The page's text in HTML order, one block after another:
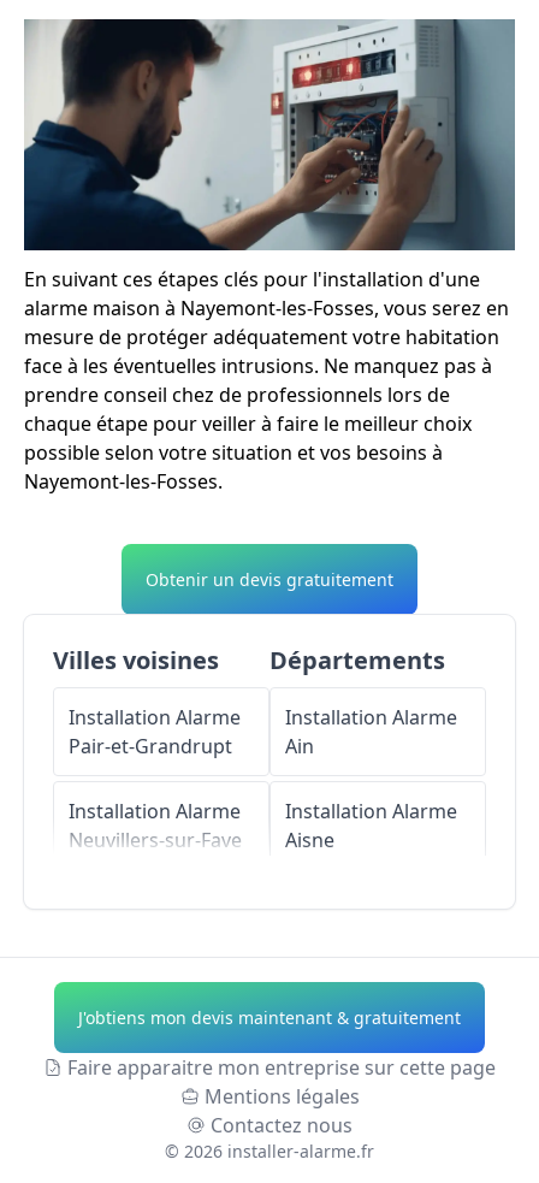
En suivant ces étapes clés pour l'installation d'une
alarme maison à Nayemont-les-Fosses, vous serez en
mesure de protéger adéquatement votre habitation
face à les éventuelles intrusions. Ne manquez pas à
prendre conseil chez de professionnels lors de
chaque étape pour veiller à faire le meilleur choix
possible selon votre situation et vos besoins à
Nayemont-les-Fosses.
Obtenir un devis gratuitement
Villes voisines
Installation Alarme
Pair-et-Grandrupt
Installation Alarme
Neuvillers-sur-Fave
Installation Alarme
Remomeix
Installation Alarme
Départements
Installation Alarme
Ain
Installation Alarme
Aisne
Installation Alarme
Alpes-de-Haute-
Provence
Installation Alarme
Hautes-Alpes
J'obtiens mon devis maintenant & gratuitement
Faire apparaitre mon entreprise sur cette page
Mentions légales
Contactez nous
© 2026 installer-alarme.fr